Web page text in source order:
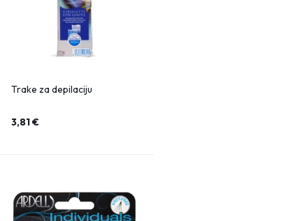
Trake za depilaciju
3,81€